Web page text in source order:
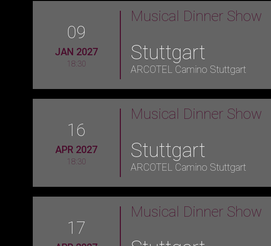
09
JAN 2027
18:30
Musical Dinner Show
Stuttgart
ARCOTEL Camino Stuttgart
16
APR 2027
18:30
Musical Dinner Show
Stuttgart
ARCOTEL Camino Stuttgart
17
Musical Dinner Show